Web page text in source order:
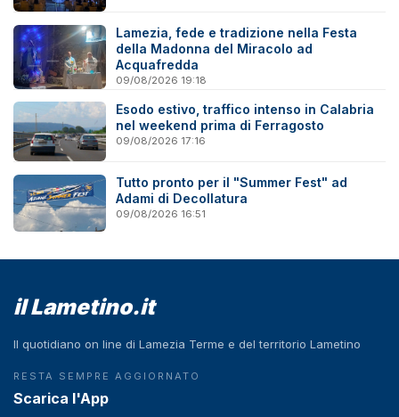
Lamezia, fede e tradizione nella Festa
della Madonna del Miracolo ad
Acquafredda
09/08/2026 19:18
Esodo estivo, traffico intenso in Calabria
nel weekend prima di Ferragosto
09/08/2026 17:16
Tutto pronto per il "Summer Fest" ad
Adami di Decollatura
09/08/2026 16:51
il Lametino.it
Il quotidiano on line di Lamezia Terme e del territorio Lametino
RESTA SEMPRE AGGIORNATO
Scarica l'App